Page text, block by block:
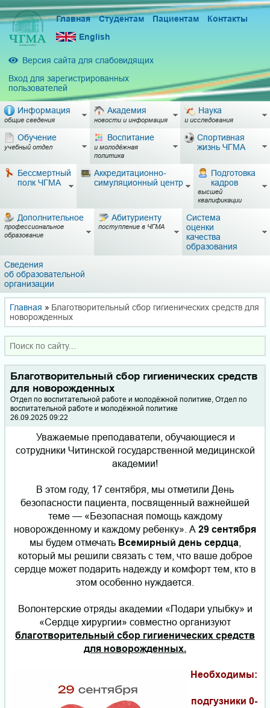
Главная Студентам Пациентам
Контакты
English
Версия сайта для слабовидящих
Вход для зарегистрированных
пользователей
Информация
общие сведения
Академия
новости и информация
Наука
и исследования
Обучение
учебный отдел
Воспитание
и молодёжная
политика
Спортивная
жизнь ЧГМА
Бессмертный
полк ЧГМА
Аккредитационно-
симуляционный центр
Подготовка
кадров
высшей
квалификации
Дополнительное
профессиональное
образование
Абитуриенту
поступление в ЧГМА
Система
оценки
качества
образования
Сведения
об образовательной
организации
Главная » Благотворительный сбор гигиенических средств для
новорожденных
Благотворительный сбор гигиенических средств
для новорожденных
Отдел по воспитательной работе и молодёжной политике, Отдел по
воспитательной работе и молодёжной политике
26.09.2025 09:22
Уважаемые преподаватели, обучающиеся и
сотрудники Читинской государственной медицинской
академии!
В этом году, 17 сентября, мы отметили День
безопасности пациента, посвященный важнейшей
теме — «Безопасная помощь каждому
новорожденному и каждому ребенку». А 29 сентября
мы будем отмечатьВсемирный день сердца
который мы решили связать с тем, что ваше доброе
сердце может подарить надежду и комфорт тем, кто в
этом особенно нуждается.
Волонтерские отряды академии «Подари улыбку» и
«Сердце хирургии» совместно организуют
благотворительный сбор гигиенических средств
для новорожденных.
Необходимы:
подгузники 0-